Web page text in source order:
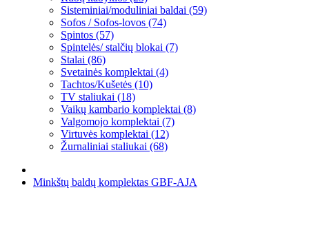
Sisteminiai/moduliniai baldai (59)
Sofos / Sofos-lovos (74)
Spintos (57)
Spintelės/ stalčių blokai (7)
Stalai (86)
Svetainės komplektai (4)
Tachtos/Kušetės (10)
TV staliukai (18)
Vaikų kambario komplektai (8)
Valgomojo komplektai (7)
Virtuvės komplektai (12)
Žurnaliniai staliukai (68)
Minkštų baldų komplektas GBF-AJA